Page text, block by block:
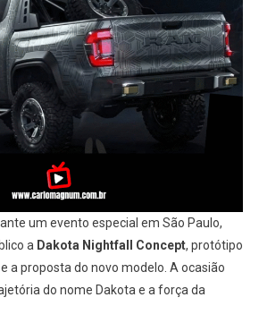
um evento especial em São Paulo,
a Dakota Nightfall Concept, protótipo
a proposta do novo modelo. A ocasião
do nome Dakota e a força da